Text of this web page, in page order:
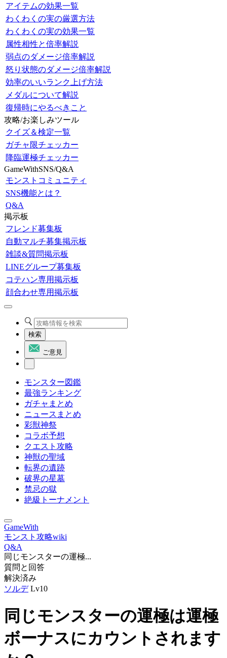
アイテムの効果一覧
わくわくの実の厳選方法
わくわくの実の効果一覧
属性相性と倍率解説
弱点のダメージ倍率解説
怒り状態のダメージ倍率解説
効率のいいランク上げ方法
メダルについて解説
復帰時にやるべきこと
攻略/お楽しみツール
クイズ＆検定一覧
ガチャ限チェッカー
降臨運極チェッカー
GameWithSNS/Q&A
モンストコミュニティ
SNS機能とは？
Q&A
掲示板
フレンド募集板
自動マルチ募集掲示板
雑談&質問掲示板
LINEグループ募集板
コテハン専用掲示板
顔合わせ専用掲示板
検索
ご意見
モンスター図鑑
最強ランキング
ガチャまとめ
ニュースまとめ
彩獣神祭
コラボ予想
クエスト攻略
神獣の聖域
転界の遺跡
破界の星墓
禁忌の獄
絶級トーナメント
GameWith
モンスト攻略wiki
Q&A
同じモンスターの運極...
質問と回答
解決済み
ソルデ Lv10
同じモンスターの運極は運極
ボーナスにカウントされます